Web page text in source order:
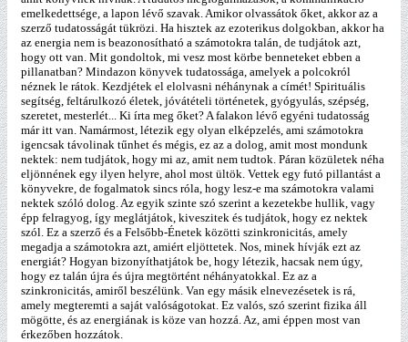
emelkedettsége, a lapon lévő szavak. Amikor olvassátok őket, akkor az a
szerző tudatosságát tükrözi. Ha hisztek az ezoterikus dolgokban, akkor ha
az energia nem is beazonosítható a számotokra talán, de tudjátok azt,
hogy ott van. Mit gondoltok, mi vesz most körbe benneteket ebben a
pillanatban? Mindazon könyvek tudatossága, amelyek a polcokról
néznek le rátok. Kezdjétek el elolvasni néhánynak a címét! Spirituális
segítség, feltárulkozó életek, jóvátételi történetek, gyógyulás, szépség,
szeretet, mesterlét... Ki írta meg őket? A falakon lévő egyéni tudatosság
már itt van. Namármost, létezik egy olyan elképzelés, ami számotokra
igencsak távolinak tűnhet és mégis, ez az a dolog, amit most mondunk
nektek: nem tudjátok, hogy mi az, amit nem tudtok. Páran közületek néha
eljönnének egy ilyen helyre, ahol most ültök. Vettek egy futó pillantást a
könyvekre, de fogalmatok sincs róla, hogy lesz-e ma számotokra valami
nektek szóló dolog. Az egyik szinte szó szerint a kezetekbe hullik, vagy
épp felragyog, így meglátjátok, kiveszitek és tudjátok, hogy ez nektek
szól. Ez a szerző és a Felsőbb-Énetek közötti szinkronicitás, amely
megadja a számotokra azt, amiért eljöttetek. Nos, minek hívják ezt az
energiát? Hogyan bizonyíthatjátok be, hogy létezik, hacsak nem úgy,
hogy ez talán újra és újra megtörtént néhányatokkal. Ez az a
szinkronicitás, amiről beszélünk. Van egy másik elnevezésetek is rá,
amely megteremti a saját valóságotokat. Ez valós, szó szerint fizika áll
mögötte, és az energiának is köze van hozzá. Az, ami éppen most van
érkezőben hozzátok.